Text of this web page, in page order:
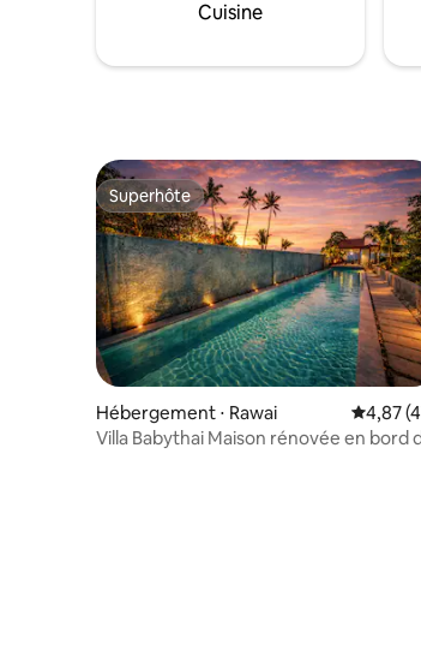
domaine privé au lac et aux collines
Cuisine
Superhôte
Superhôte
Hébergement ⋅ Rawai
4,87
Villa Babythai Maison rénovée en bord